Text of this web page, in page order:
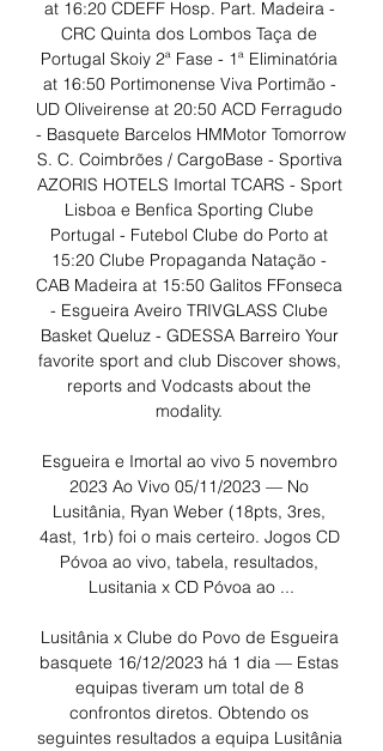
at 16:20 CDEFF Hosp. Part. Madeira -
CRC Quinta dos Lombos Taça de
Portugal Skoiy 2ª Fase - 1ª Eliminatória
at 16:50 Portimonense Viva Portimão -
UD Oliveirense at 20:50 ACD Ferragudo
- Basquete Barcelos HMMotor Tomorrow
S. C. Coimbrões / CargoBase - Sportiva
AZORIS HOTELS Imortal TCARS - Sport
Lisboa e Benfica Sporting Clube
Portugal - Futebol Clube do Porto at
15:20 Clube Propaganda Natação -
CAB Madeira at 15:50 Galitos FFonseca
- Esgueira Aveiro TRIVGLASS Clube
Basket Queluz - GDESSA Barreiro Your
favorite sport and club Discover shows,
reports and Vodcasts about the
modality.
Esgueira e Imortal ao vivo 5 novembro
2023 Ao Vivo 05/11/2023 — No
Lusitânia, Ryan Weber (18pts, 3res,
4ast, 1rb) foi o mais certeiro. Jogos CD
Póvoa ao vivo, tabela, resultados,
Lusitania x CD Póvoa ao ...
Lusitânia x Clube do Povo de Esgueira
basquete 16/12/2023 há 1 dia — Estas
equipas tiveram um total de 8
confrontos diretos. Obtendo os
seguintes resultados a equipa Lusitânia